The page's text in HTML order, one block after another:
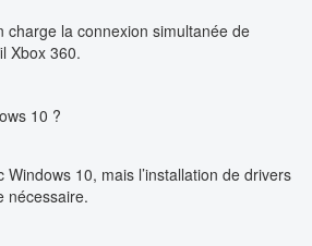
charge la connexion simultanée de
Xbox 360.
10 ?
10, mais l’installation de drivers
nécessaire.